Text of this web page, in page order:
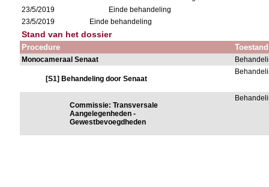
23/5/2019
Einde behandeling
23/5/2019
Einde behandeling
Stand van het dossier
Procedure Toestand
Monocameraal Senaat
[S1] Behandeling door Senaat
Commissie: Transversale
Aangelegenheden -
Gewestbevoegdheden